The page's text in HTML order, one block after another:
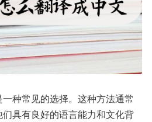
种常见的选择。这种方法通常
具有良好的语言能力和文化背